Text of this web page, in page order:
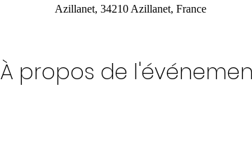
Azillanet, 34210 Azillanet, France
À propos de